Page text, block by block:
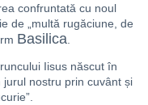
confruntată cu noul
de „multă rugăciune, de
Basilica
Iisus născut în
nostru prin cuvânt și